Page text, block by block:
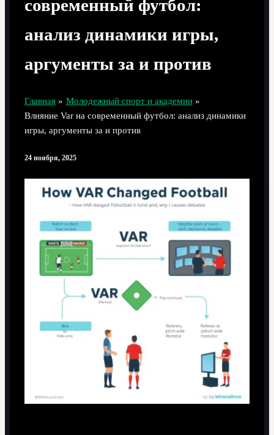
современный футбол:
анализ динамики игры,
аргументы за и против
Главная
Молодежный спорт и академии
Влияние Var на современный футбол: анализ динамики
игры, аргументы за и против
24 ноября, 2025